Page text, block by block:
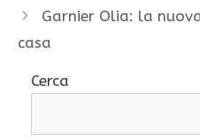
Garnier Olia: la
casa
Cerca